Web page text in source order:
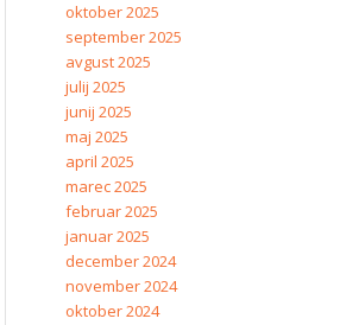
oktober 2025
september 2025
avgust 2025
julij 2025
junij 2025
maj 2025
april 2025
marec 2025
februar 2025
januar 2025
december 2024
november 2024
oktober 2024